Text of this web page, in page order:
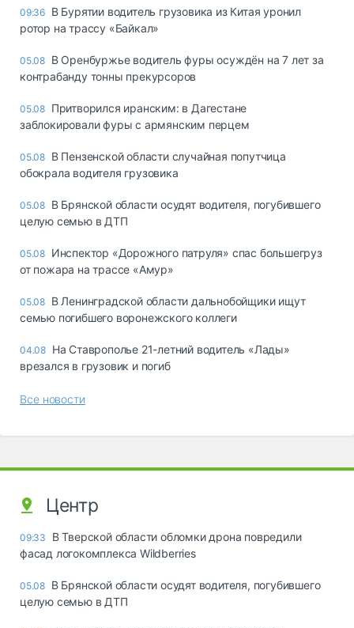
09:36 В Бурятии водитель грузовика из Китая уронил
ротор на трассу «Байкал»
05.08 В Оренбуржье водитель фуры осуждён на 7 лет за
контрабанду тонны прекурсоров
05.08 Притворился иранским: в Дагестане
заблокировали фуры с армянским перцем
05.08 В Пензенской области случайная попутчица
обокрала водителя грузовика
05.08 В Брянской области осудят водителя, погубившего
целую семью в ДТП
05.08 Инспектор «Дорожного патруля» спас большегруз
от пожара на трассе «Амур»
05.08 В Ленинградской области дальнобойщики ищут
семью погибшего воронежского коллеги
04.08 На Ставрополье 21-летний водитель «Лады»
врезался в грузовик и погиб
Все новости
Центр
09:33
В Тверской области обломки дрона повредили
фасад логокомплекса Wildberries
05.08 В Брянской области осудят водителя, погубившего
целую семью в ДТП